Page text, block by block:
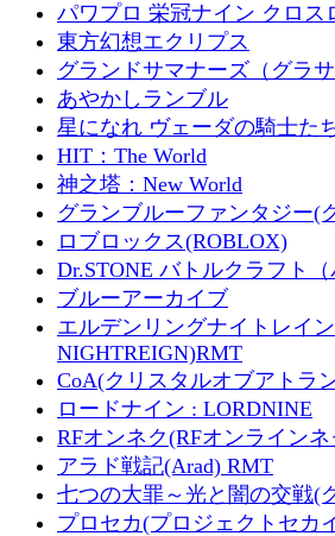
パワプロ 栄冠ナイン クロス
東方幻想エクリプス
グランドサマナーズ（グラサ
あやかしランブル
星になれ ヴェーダの騎士た
HIT：The World
神之塔：New World
グランブルーファンタジー(
ロブロックス(ROBLOX)
Dr.STONE バトルクラフト（
ブルーアーカイブ
エルデンリングナイトレイ
NIGHTREIGN)RMT
CoA(クリスタルオブアトラン
ロードナイン : LORDNINE
RFオンネク(RFオンライン
アラド戦記(Arad) RMT
七つの大罪～光と闇の交戦(
プロセカ(プロジェクトセカ